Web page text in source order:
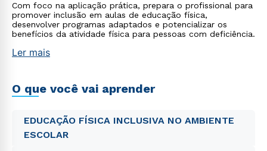
Com foco na aplicação prática, prepara o profissional para
promover inclusão em aulas de educação física,
desenvolver programas adaptados e potencializar os
benefícios da atividade física para pessoas com deficiência.
Ler mais
O que você vai aprender
EDUCAÇÃO FÍSICA INCLUSIVA NO AMBIENTE
ESCOLAR